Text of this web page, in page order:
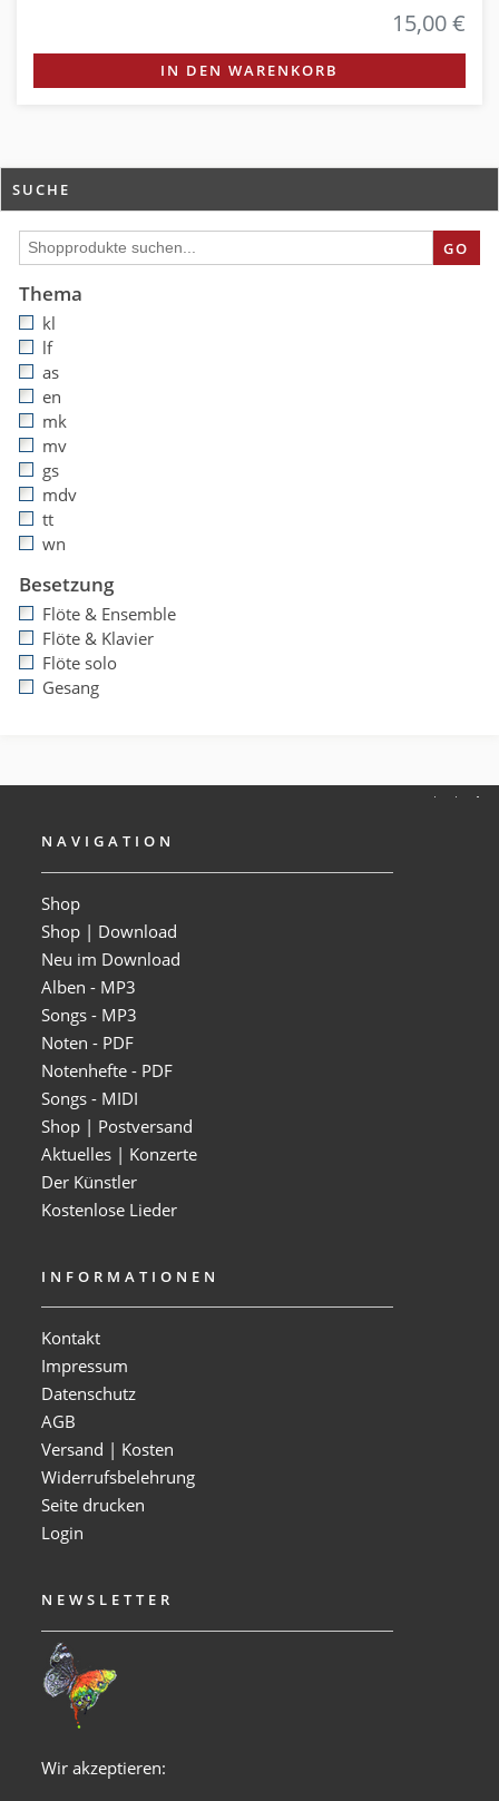
15,00 €
IN DEN WARENKORB
SUCHE
GO
Thema
kl
lf
as
en
mk
mv
gs
mdv
tt
wn
Besetzung
Flöte & Ensemble
Flöte & Klavier
Flöte solo
Gesang
NAVIGATION
Shop
Shop | Download
Neu im Download
Alben - MP3
Songs - MP3
Noten - PDF
Notenhefte - PDF
Songs - MIDI
Shop | Postversand
Aktuelles | Konzerte
Der Künstler
Kostenlose Lieder
INFORMATIONEN
Kontakt
Impressum
Datenschutz
AGB
Versand | Kosten
Widerrufsbelehrung
Seite drucken
Login
NEWSLETTER
Wir akzeptieren: